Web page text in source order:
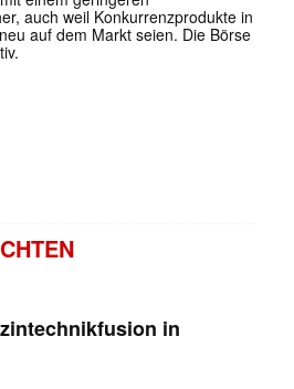
auch weil Konkurrenzprodukte in
auf dem Markt seien. Die Börse
in